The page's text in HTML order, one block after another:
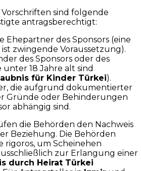
sind folgende
antragsberechtigt:
Ehepartner des Sponsors (eine
zwingende Voraussetzung).
des Sponsors oder des
unter 18 Jahre alt sind
für Kinder Türkei).
die aufgrund dokumentierter
Gründe oder Behinderungen
abhängig sind.
die Behörden den Nachweis
Beziehung. Die Behörden
um Scheinehen
zur Erlangung einer
durch Heirat Türkei